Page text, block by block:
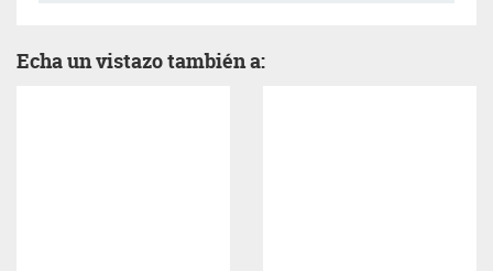
Echa un vistazo también a: